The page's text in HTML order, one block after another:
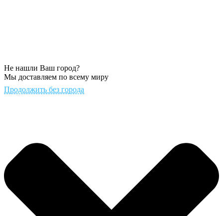
Не нашли Ваш город?
Мы доставляем по всему миру
Продолжить без города